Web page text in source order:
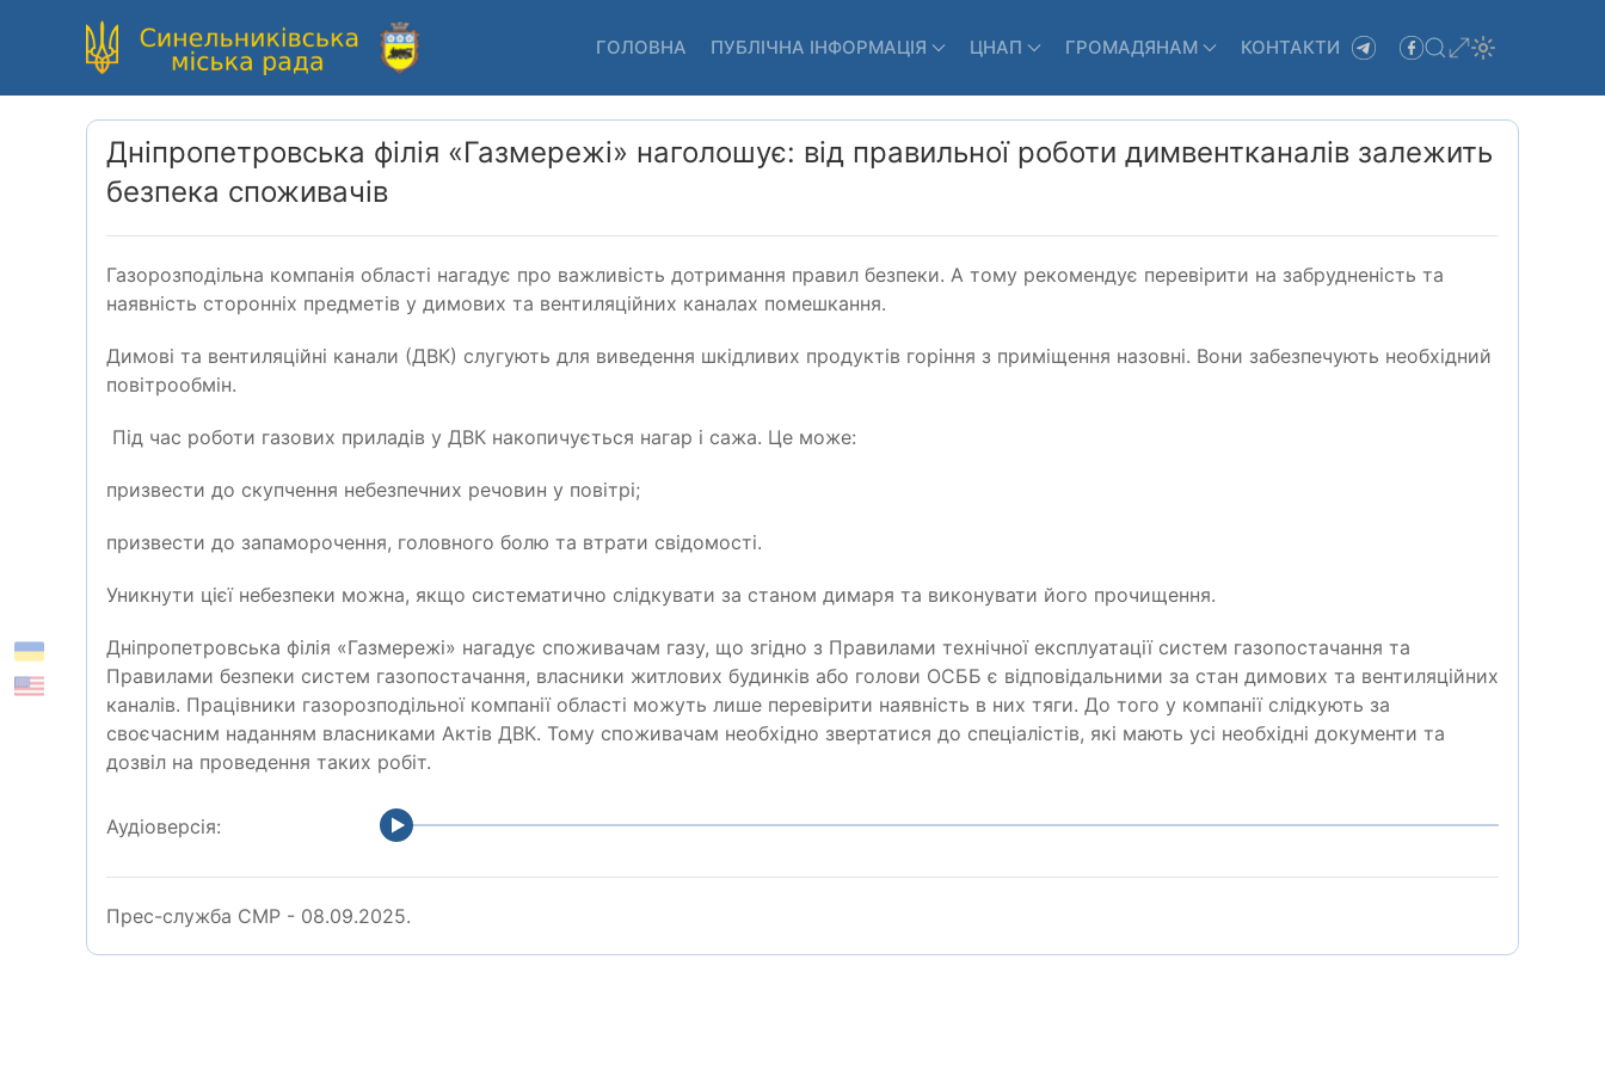
ГОЛОВНА ПУБЛІЧНА ІНФОРМАЦІЯ ЦНАП ГРОМАДЯНАМ КОНТАКТИ
Дніпропетровська філія «Газмережі» наголошує: від правильної роботи димвентканалів залежить
безпека споживачів
Газорозподільна компанія області нагадує про важливість дотримання правил безпеки. А тому рекомендує перевірити на забрудненість та
наявність сторонніх предметів у димових та вентиляційних каналах помешкання.
Димові та вентиляційні канали (ДВК) слугують для виведення шкідливих продуктів горіння з приміщення назовні. Вони забезпечують необхідний
повітрообмін.
Під час роботи газових приладів у ДВК накопичується нагар і сажа. Це може:
призвести до скупчення небезпечних речовин у повітрі;
призвести до запаморочення, головного болю та втрати свідомості.
Уникнути цієї небезпеки можна, якщо систематично слідкувати за станом димаря та виконувати його прочищення.
Дніпропетровська філія «Газмережі» нагадує споживачам газу, що згідно з Правилами технічної експлуатації систем газопостачання та
Правилами безпеки систем газопостачання, власники житлових будинків або голови ОСББ є відповідальними за стан димових та вентиляційних
каналів. Працівники газорозподільної компанії області можуть лише перевірити наявність в них тяги. До того у компанії слідкують за
своєчасним наданням власниками Актів ДВК. Тому споживачам необхідно звертатися до спеціалістів, які мають усі необхідні документи та
дозвіл на проведення таких робіт.
Аудіоверсія:
Прес-служба СМР - 08.09.2025.